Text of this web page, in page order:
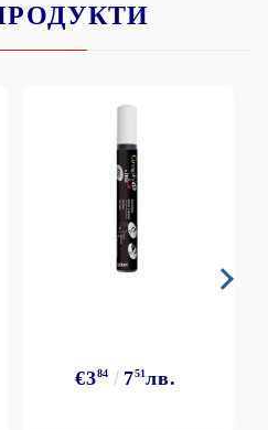
€384 751лв.